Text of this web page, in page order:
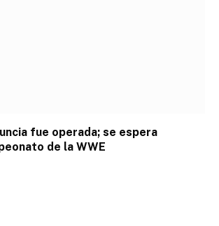
fue operada; se espera
de la WWE